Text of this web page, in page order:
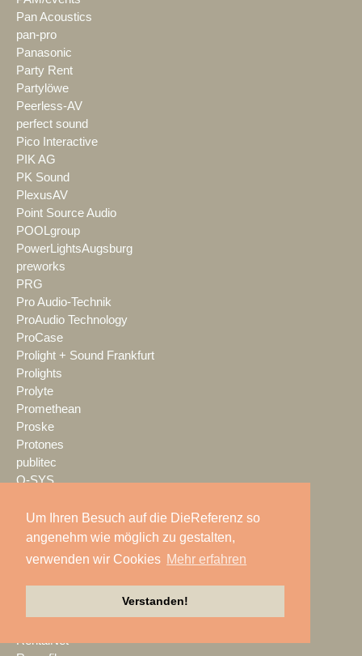
Um Ihren Besuch auf die DieReferenz so
angenehm wie möglich zu gestalten,
verwenden wir Cookies Mehr erfahren
Verstanden!
Pan Acoustics
pan-pro
Panasonic
Party Rent
Partylöwe
Peerless-AV
perfect sound
Pico Interactive
PIK AG
PK Sound
PlexusAV
Point Source Audio
POOLgroup
PowerLightsAugsburg
preworks
PRG
Pro Audio-Technik
ProAudio Technology
ProCase
Prolight + Sound Frankfurt
Prolights
Prolyte
Promethean
Proske
Protones
publitec
Q-SYS
Quividi
Qvest
RCF
RentalNet